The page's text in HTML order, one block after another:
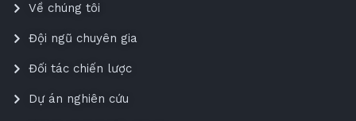
Về chúng tôi
Đội ngũ chuyên gia
Đối tác chiến lược
Dự án nghiên cứu